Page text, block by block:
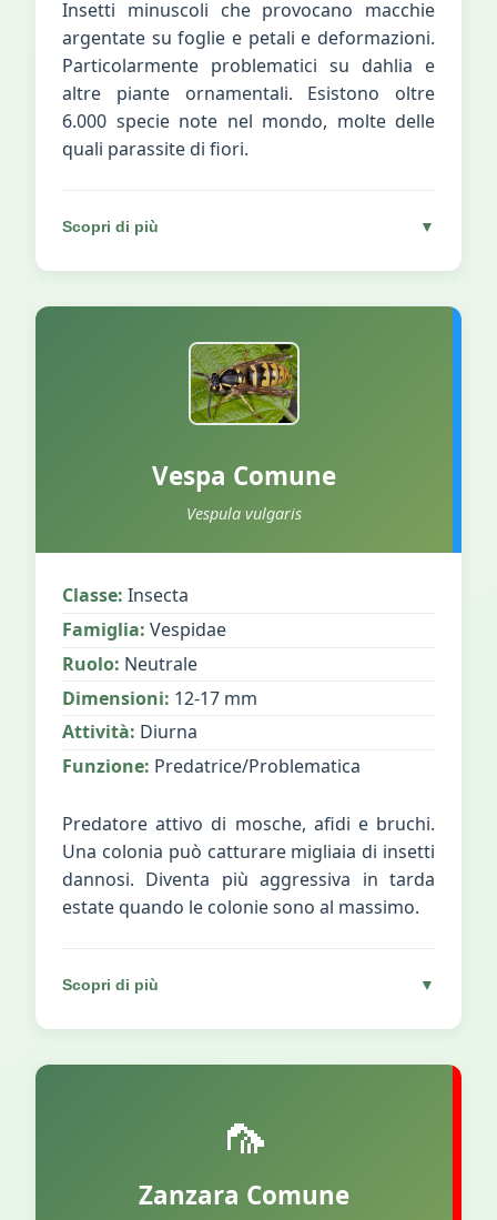
Insetti minuscoli che provocano macchie
argentate su foglie e petali e deformazioni.
Particolarmente problematici su dahlia e
altre piante ornamentali. Esistono oltre
6.000 specie note nel mondo, molte delle
quali parassite di fiori.
Scopri di più ▼
Vespa Comune
Vespula vulgaris
Classe: Insecta
Famiglia: Vespidae
Ruolo: Neutrale
Dimensioni: 12-17 mm
Attività: Diurna
Funzione: Predatrice/Problematica
Predatore attivo di mosche, afidi e bruchi.
Una colonia può catturare migliaia di insetti
dannosi. Diventa più aggressiva in tarda
estate quando le colonie sono al massimo.
Scopri di più ▼
🦟
Zanzara Comune